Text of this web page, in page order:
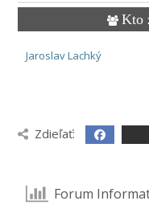
Kto
Jaroslav Lachký
Zdieľať:
Forum